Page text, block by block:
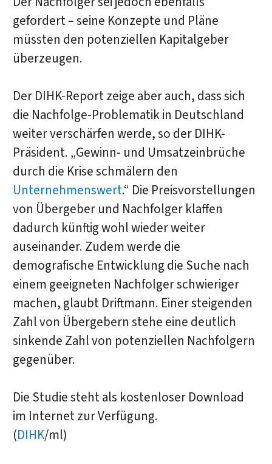
gefordert – seine Konzepte und Pläne
müssten den potenziellen Kapitalgeber
überzeugen.
Der DIHK-Report zeige aber auch, dass sich
die Nachfolge-Problematik in Deutschland
weiter verschärfen werde, so der DIHK-
Präsident. „Gewinn- und Umsatzeinbrüche
durch die Krise schmälern den
Unternehmenswert.“ Die Preisvorstellungen
von Übergeber und Nachfolger klaffen
dadurch künftig wohl wieder weiter
auseinander. Zudem werde die
demografische Entwicklung die Suche nach
einem geeigneten Nachfolger schwieriger
machen, glaubt Driftmann. Einer steigenden
Zahl von Übergebern stehe eine deutlich
sinkende Zahl von potenziellen Nachfolgern
gegenüber.
Die Studie steht als kostenloser Download
im Internet zur Verfügung.
(DIHK/ml)